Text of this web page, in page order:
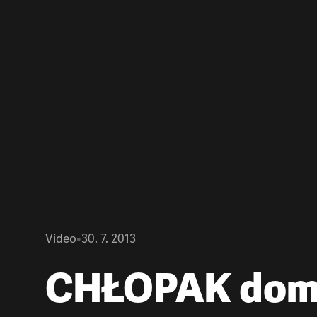
Video•30. 7. 2013
CHŁOPAK